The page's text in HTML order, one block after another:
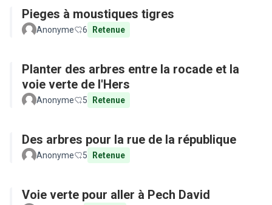
Pieges à moustiques tigres
Anonyme 6 Retenue
Planter des arbres entre la rocade et la
voie verte de l'Hers
Anonyme 5 Retenue
Des arbres pour la rue de la république
Anonyme 5 Retenue
Voie verte pour aller à Pech David